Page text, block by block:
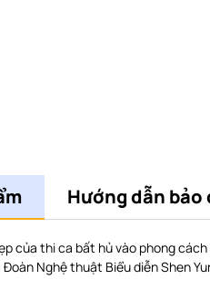
Hướng dẫn bảo
của thi ca bất hủ vào phong
Nghệ thuật Biểu diễn Shen